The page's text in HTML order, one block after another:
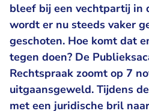
bleef bij een vechtpartij in
wordt er nu steeds vaker
geschoten. Hoe komt dat
tegen doen? De
Rechtspraak zoomt op 7
uitgaansgeweld. Tijdens
met een juridische bril